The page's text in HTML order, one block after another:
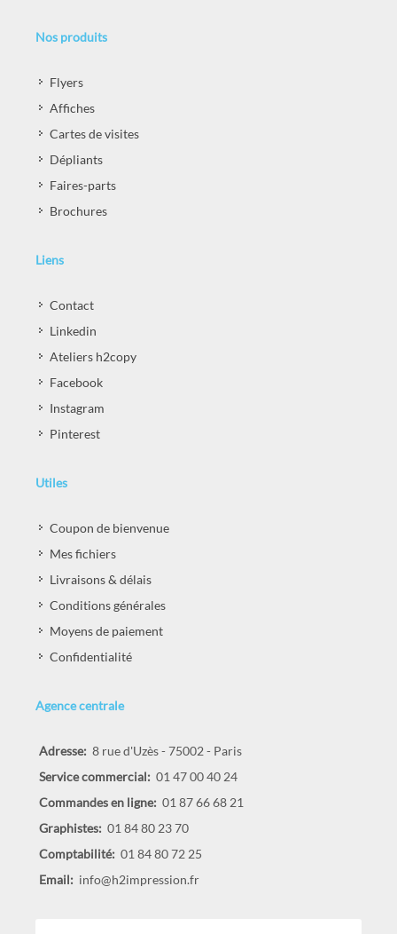
Nos produits
Flyers
Affiches
Cartes de visites
Dépliants
Faires-parts
Brochures
Liens
Contact
Linkedin
Ateliers h2copy
Facebook
Instagram
Pinterest
Utiles
Coupon de bienvenue
Mes fichiers
Livraisons & délais
Conditions générales
Moyens de paiement
Confidentialité
Agence centrale
Adresse: 8 rue d'Uzès - 75002 - Paris
Service commercial: 01 47 00 40 24
Commandes en ligne: 01 87 66 68 21
Graphistes: 01 84 80 23 70
Comptabilité: 01 84 80 72 25
Email: info@h2impression.fr